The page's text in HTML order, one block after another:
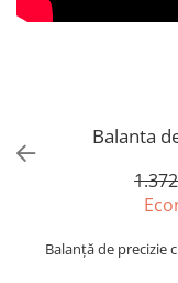
Cantare de banc
Punti de cantarire
Cantare pentru
Cantare medicale
Balanta
Balanță de precizie